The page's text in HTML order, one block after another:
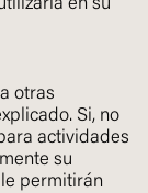
en su
otras
Si, no
actividades
su
permitirán